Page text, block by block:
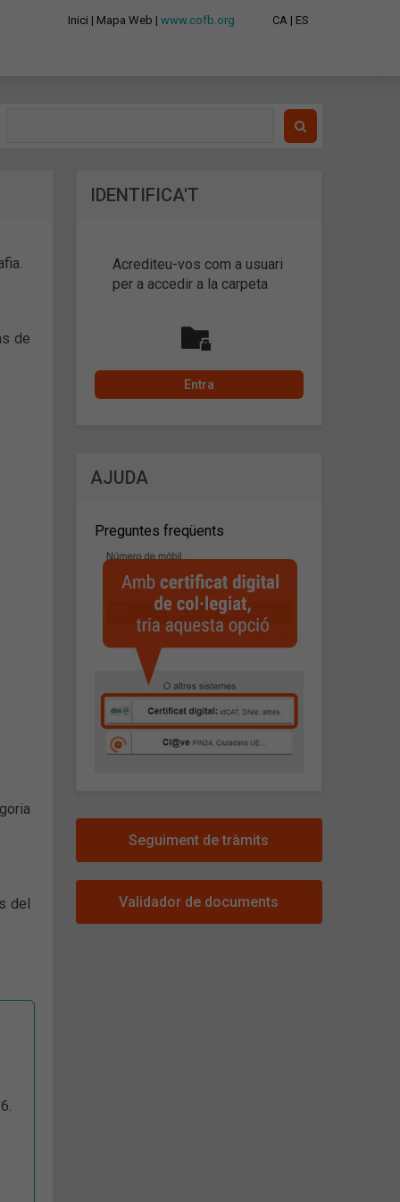
Inici | Mapa Web | www.cofb.org CA | ES
IDENTIFICA'T
Acrediteu-vos com a usuari
per a accedir a la carpeta
AJUDA
Preguntes freqüents
Seguiment de tràmits
Validador de documents
de
del